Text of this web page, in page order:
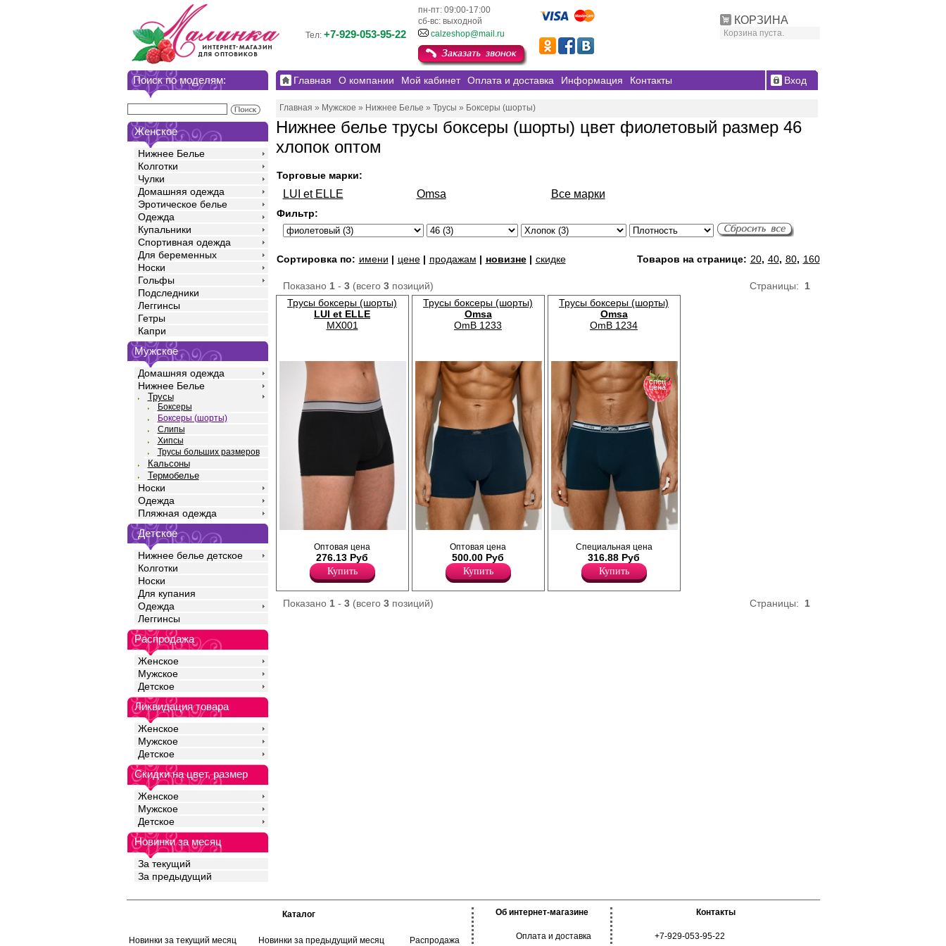
КОРЗИНА
Корзина пуста.
пн-пт: 09:00-17:00
сб-вс: выходной
Тел: +7-929-053-95-22 calzeshop@mail.ru
Поиск по моделям:
Женское
Нижнее Белье
Колготки
Чулки
Домашняя одежда
Эротическое белье
Одежда
Купальники
Спортивная одежда
Для беременных
Носки
Гольфы
Подследники
Леггинсы
Гетры
Капри
Мужское
Домашняя одежда
Нижнее Белье
Трусы
Боксеры
Боксеры (шорты)
Слипы
Хипсы
Трусы больших размеров
Кальсоны
Термобелье
Носки
Одежда
Пляжная одежда
Детское
Нижнее белье детское
Колготки
Носки
Для купания
Одежда
Леггинсы
Распродажа
Женское
Мужское
Детское
Ликвидация товара
Женское
Мужское
Детское
Скидки на цвет, размер
Женское
Мужское
Детское
Новинки за месяц
За текущий
За предыдущий
Главная О компании Мой кабинет Оплата и доставка Информация Контакты Вход
Главная » Мужское » Нижнее Белье » Трусы » Боксеры (шорты)
Нижнее белье трусы боксеры (шорты) цвет фиолетовый размер 46
хлопок оптом
Торговые марки:
LUI et ELLE Omsa Все марки
Фильтр:
Сортировка по: имени | цене| продажам | новизне| скидке Товаров на странице: 20, 40, 80, 160
Страницы: 1
Показано 1- 3(всего 3позиций)
Трусы боксеры (шорты)
LUI et ELLE
MX001
эластичного хлопка, короткая ножка,
прилегающий силуэт, профилированный
гульфик, внешняя жаккардовая резинка.
Оптовая цена
276.13 Руб
Купить
Трусы боксеры (шорты)
Omsa
OmB 1233
силуэта, однотонные, из
высококачественного хлопка с
добавлением эластана, повышающий
прочность и качество одежды, создавая
идеальное облегание фигуры. Имеют
среднюю посадку, мягкую и эластичную
закрытую резинку по талии с фирменным
Оптовая цена
500.00 Руб
Купить
Трусы боксеры (шорты)
Omsa
OmB 1234
силуэта, однотонные, из
высококачественного хлопка с
добавлением эластана, повышающий
прочность и качество одежды, создавая
идеальное облегание фигуры. Имеют
спец
цена
Специальная цена
316.88 Руб
Купить
Страницы: 1
Показано 1- 3(всего 3позиций)
Каталог
Новинки за текущий месяц Новинки за предыдущий месяц Распродажа
Об интернет-магазине
Оплата и доставка
Контакты
+7-929-053-95-22